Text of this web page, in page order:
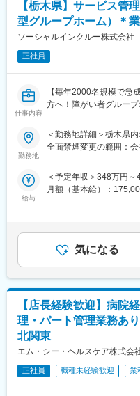
的な生活の実現につな
う”ことです。
何らかの理由で社会と
包み込むという意味合
や女性、移民など、社
な生活の実現を目的と
・エリアマネージャー：
・シニアマネージャー
・統括マネージャー（次
・運営部部長：720万円～
※ポジションの空き状況
や入居数、メンバーマ
■当社の魅力：
来性はもちろんのこと
のため、実力次第では
・子育てママも多数ご
スを重視しながら就業
・障がい者支援の魅力
異なるため、対応の幅
我々の支援によって入
長していく姿に寄り添
■当社のコンセプト：『
・ご利用者様にとって
えます。家族のように
ンを通して、ホームで
こでくらしたい」と思
ます。
変更の範囲：本文参照
【栃木県】サービス管
型グループホーム）＊
ソーシャルインクルー株式会社
正社員
仕事内容
【毎年2000名規模で急
方へ！障がい者グルー
■業務内容：
お任せします。
【変更の範囲：会社の
・アセスメントシートの
・利用者の生活全般をプ
・スタッフ育成
・支援機関との調整業務
・介助業務
※請求・申請業務は本社
■キャリアパス／モデル
・エリアマネージャー：
・シニアマネージャー
・統括マネージャー（次
・運営部部長：720万円
勤務地
＜勤務地詳細＞栃木県
全面禁煙変更の範囲：
給与
＜予定年収＞348万円
月額（基本給）：
業手当＞有＜給与補足
の評価に応じて昇降給
給・交通費規定内支給
の兼務もしくは30床（2
円/月を支給賃金はあく
下する可能性がありま
す。
気になる
【店長経験歓迎】病院
理・パート管理業務
北関東
エム・シー・ヘルスケア株式会
正社員 職種未経験歓迎 業